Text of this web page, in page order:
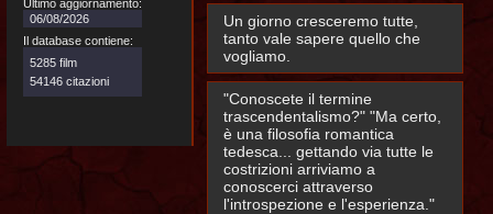
Ultimo aggiornamento:
06/08/2026
Il database contiene:
5285 film
54146 citazioni
Un giorno cresceremo tutte,
tanto vale sapere quello che
vogliamo.
"Conoscete il termine
trascendentalismo?" "Ma certo,
è una filosofia romantica
tedesca... gettando via tutte le
costrizioni arriviamo a
conoscerci attraverso
l'introspezione e l'esperienza."